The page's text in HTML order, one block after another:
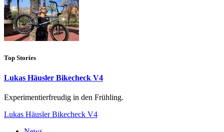
Top Stories
Lukas Häusler Bikecheck V4
Experimentierfreudig in den Frühling.
Lukas Häusler Bikecheck V4